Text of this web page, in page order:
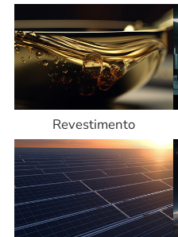
Revestimento